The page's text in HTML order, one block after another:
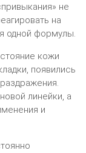
не
на
одной формулы.
кожи
появились
линейки, а
и